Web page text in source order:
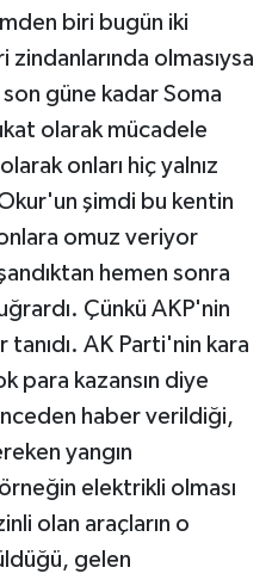
biri bugün iki
olmasıysa
güne kadar Soma
olarak mücadele
onları hiç yalnız
şimdi bu kentin
omuz veriyor
hemen sonra
Çünkü AKP'nin
tanıdı. AK Parti'nin kara
para kazansın diye
haber verildiği,
yangın
elektrikli olması
olan araçların o
gelen